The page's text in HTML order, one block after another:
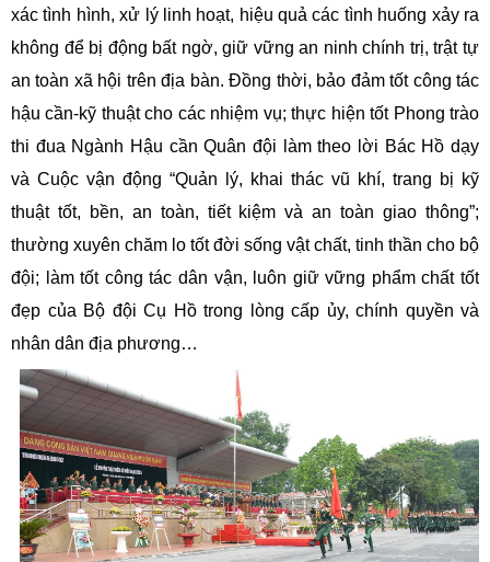
xác tình hình, xử lý linh hoạt, hiệu quả các tình huống xảy ra
không để bị động bất ngờ, giữ vững an ninh chính trị, trật tự
an toàn xã hội trên địa bàn. Đồng thời, bảo đảm tốt công tác
hậu cần-kỹ thuật cho các nhiệm vụ; thực hiện tốt Phong trào
thi đua Ngành Hậu cần Quân đội làm theo lời Bác Hồ dạy
và Cuộc vận động “Quản lý, khai thác vũ khí, trang bị kỹ
thuật tốt, bền, an toàn, tiết kiệm và an toàn giao thông”;
thường xuyên chăm lo tốt đời sống vật chất, tinh thần cho bộ
đội; làm tốt công tác dân vận, luôn giữ vững phẩm chất tốt
đẹp của Bộ đội Cụ Hồ trong lòng cấp ủy, chính quyền và
nhân dân địa phương…